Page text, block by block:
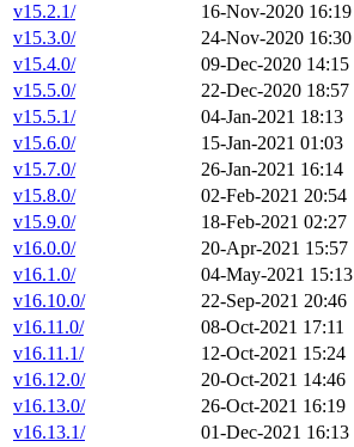
v15.2.1/
16-Nov-2020 16:19
v15.3.0/
24-Nov-2020 16:30
v15.4.0/
09-Dec-2020 14:15
v15.5.0/
22-Dec-2020 18:57
v15.5.1/
04-Jan-2021 18:13
v15.6.0/
15-Jan-2021 01:03
v15.7.0/
26-Jan-2021 16:14
v15.8.0/
02-Feb-2021 20:54
v15.9.0/
18-Feb-2021 02:27
v16.0.0/
20-Apr-2021 15:57
v16.1.0/
04-May-2021 15:13
v16.10.0/
22-Sep-2021 20:46
v16.11.0/
08-Oct-2021 17:11
v16.11.1/
12-Oct-2021 15:24
v16.12.0/
20-Oct-2021 14:46
v16.13.0/
26-Oct-2021 16:19
v16.13.1/
01-Dec-2021 16:13